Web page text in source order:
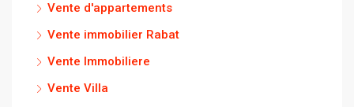
Vente d'appartements
Vente immobilier Rabat
Vente Immobiliere
Vente Villa